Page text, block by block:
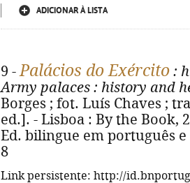
ADICIONAR À LISTA
9 -Palácios do Exército :
Army palaces : history and
Borges ; fot. Luís Chaves ;
ed.]. - Lisboa : By the Book,
Ed. bilingue em português e
8
Link persistente: http://